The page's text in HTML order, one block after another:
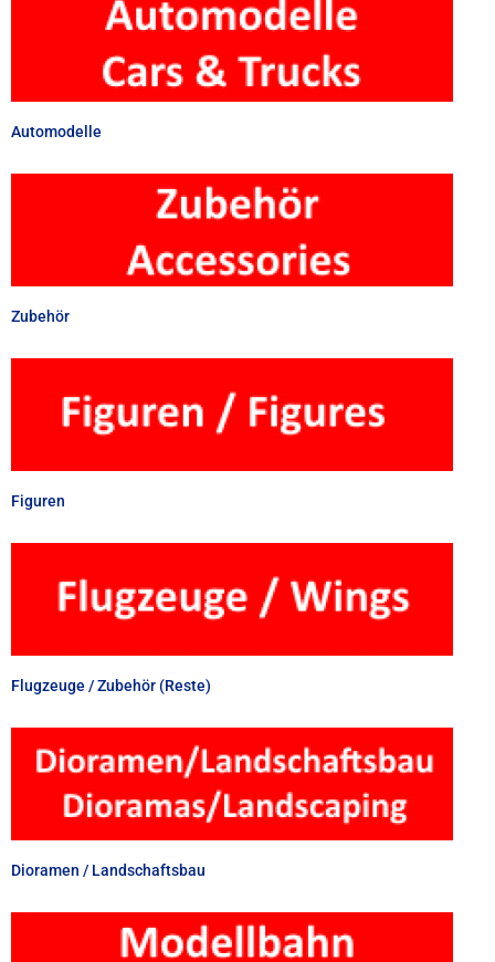
Automodelle
Zubehör
Figuren
Flugzeuge / Zubehör (Reste)
Dioramen / Landschaftsbau